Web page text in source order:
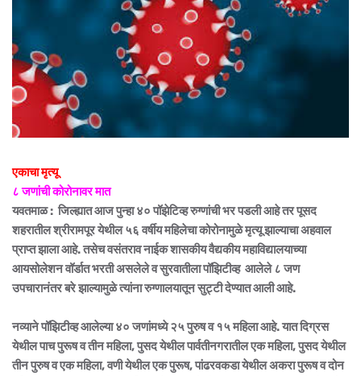
एकाचा मृत्यू
८ जणांची कोरोनावर मात
यवतमाळ : जिल्ह्यात आज पुन्हा ४० पॉझेटिव्ह रुग्णांची भर पडली आहे तर पूसद
शहरातील श्रीरामपूर येथील ५६ वर्षीय महिलेचा कोरोनामुळे मृत्यू झाल्याचा अहवाल
प्राप्त झाला आहे. तसेच वसंतराव नाईक शासकीय वैद्यकीय महाविद्यालयाच्या
आयसोलेशन वॉर्डात भरती असलेले व सुरवातीला पॉझिटीव्ह आलेले ८ जण
उपचारानंतर बरे झाल्यामुळे त्यांना रुग्णालयातून सुट्टी देण्यात आली आहे.
नव्याने पॉझिटीव्ह आलेल्या ४० जणांमध्ये २५ पुरुष व १५ महिला आहे. यात दिग्रस
येथील पाच पुरूष व तीन महिला, पुसद येथील पार्वतीनगरातील एक महिला, पुसद येथील
तीन पुरुष व एक महिला, वणी येथील एक पुरूष, पांढरवकडा येथील अकरा पुरूष व दोन